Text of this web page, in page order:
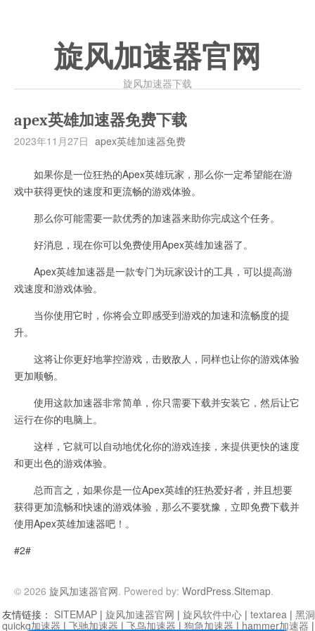
旋风加速器官网
旋风加速器下载
apex英雄加速器免费下载
2023年11月27日 apex英雄加速器免费
如果你是一位狂热的Apex英雄玩家，那么你一定希望能在游
戏中获得更快的速度和更流畅的游戏体验。
那么你可能需要一款优秀的加速器来助你完成这个任务。
好消息，现在你可以免费使用Apex英雄加速器了。
Apex英雄加速器是一款专门为玩家设计的工具，可以提高游
戏速度和游戏体验。
当你使用它时，你将会立即感受到游戏的加速和流畅度的提
升。
这将让你更好地掌控游戏，击败敌人，同样也让你的游戏体验
更加顺畅。
使用这款加速器非常简单，你只需要下载并安装它，然后让它
运行在你的电脑上。
这样，它就可以自动地优化你的游戏连接，来提供更快的速度
和更出色的游戏体验。
总而言之，如果你是一位Apex英雄的狂热爱好者，并且想要
获得更加流畅和快速的游戏体验，那么不要犹豫，立即免费下载并
使用Apex英雄加速器吧！。
#2#
© 2026 旋风加速器官网. Powered by: WordPress.Sitemap.
友情链接： SITEMAP | 旋风加速器官网 | 旋风软件中心 | textarea | 黑
quickq加速器 | 飞驰加速器 | 飞鸟加速器 | 狗急加速器 | hammer加速器